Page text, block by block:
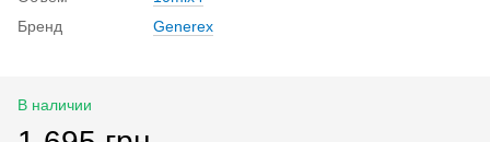
Бренд
Generex
В наличии